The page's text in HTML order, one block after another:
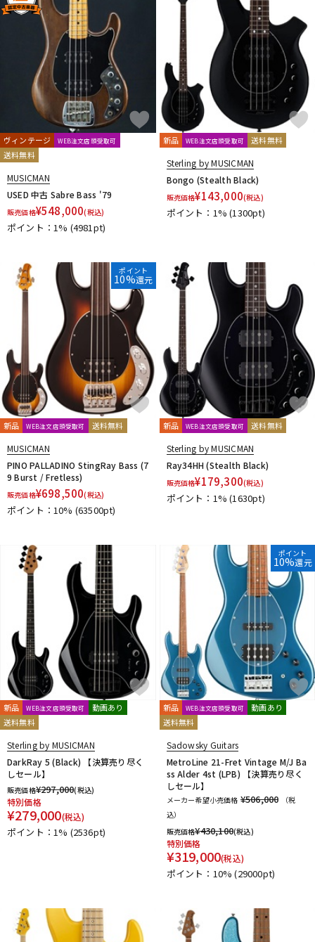
ヴィンテージ WEB注文店頭受取可
送料無料
MUSICMAN
USED 中古 Sabre Bass '79
販売価格¥548,000(税込)
ポイント：1% (4981pt)
新品 WEB注文店頭受取可 送料無料
Sterling by MUSICMAN
Bongo (Stealth Black)
販売価格¥143,000(税込)
ポイント：1%(1300pt)
ポイント
10%還元
新品 WEB注文店頭受取可 送料無料
MUSICMAN
PINO PALLADINO StingRay Bass (7
9 Burst / Fretless)
販売価格¥698,500(税込)
ポイント：10% (63500pt)
新品 WEB注文店頭受取可 送料無料
Sterling by MUSICMAN
Ray34HH (Stealth Black)
販売価格¥179,300(税込)
ポイント：1%(1630pt)
新品 WEB注文店頭受取可
動画あり
送料無料
Sterling by MUSICMAN
DarkRay 5 (Black) 【決算売り尽く
しセール】
販売価格¥297,000(税込)
特別価格
¥279,000(税込)
ポイント：1% (2536pt)
ポイント
10%還元
新品 WEB注文店頭受取可
動画あり
送料無料
Sadowsky Guitars
MetroLine 21-Fret Vintage M/J Ba
ss Alder 4st (LPB) 【決算売り尽く
しセール】
メーカー希望小売価格 ¥506,000
（税
込）
販売価格¥430,100(税込)
特別価格
¥319,000(税込)
ポイント：10%(29000pt)